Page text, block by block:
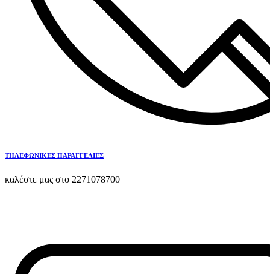
ΤΗΛΕΦΩΝΙΚΕΣ ΠΑΡΑΓΓΕΛΙΕΣ
καλέστε μας στο 2271078700